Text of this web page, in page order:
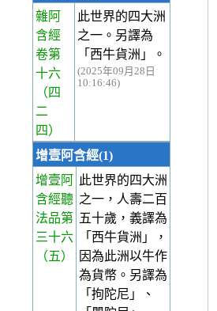
雜阿
含經
卷第
十六
（四
二
四）
此世界的四大洲
之一。另譯為
「西牛貨洲」。
(2025年09月28日
10:16:46)
增壹阿含經(1)
增壹阿
含經聽
法品第
三十六
（五）
此世界的四大洲
之一，人壽二百
五十歲，義譯為
「西牛貨洲」，
因為此洲以牛作
為貨幣。另譯為
「拘陀尼」、